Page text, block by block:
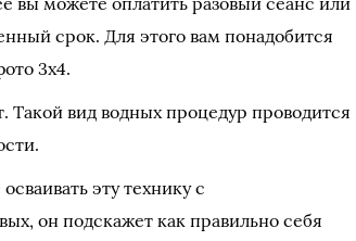
срок. Для этого вам понадобится
3х4.
вид водных процедур проводится
эту технику с
он подскажет как правильно себя